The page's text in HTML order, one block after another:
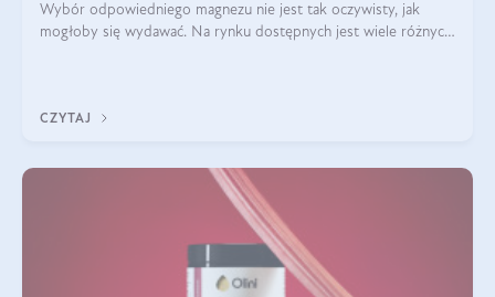
Wybór odpowiedniego magnezu nie jest tak oczywisty, jak
mogłoby się wydawać. Na rynku dostępnych jest wiele różnych
CZYTAJ